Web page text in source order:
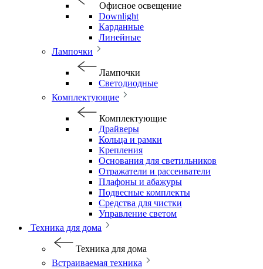
Офисное освещение
Downlight
Карданные
Линейные
Лампочки
Лампочки
Светодиодные
Комплектующие
Комплектующие
Драйверы
Кольца и рамки
Крепления
Основания для светильников
Отражатели и рассеиватели
Плафоны и абажуры
Подвесные комплекты
Средства для чистки
Управление светом
Техника для дома
Техника для дома
Встраиваемая техника